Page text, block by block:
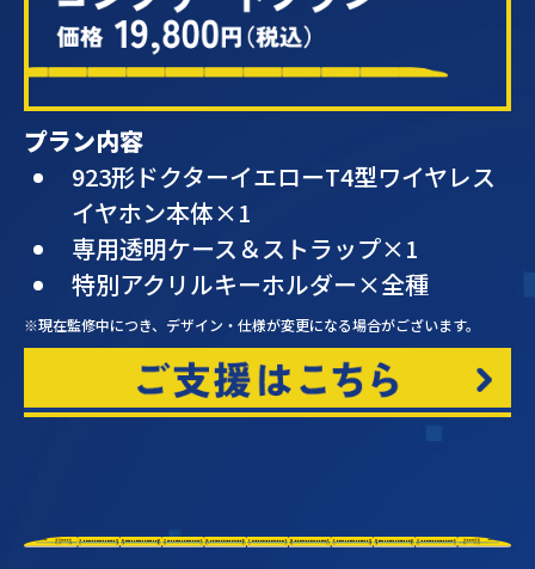
プラン内容
923形ドクターイエローT4型ワイヤレス
イヤホン本体×1
専用透明ケース＆ストラップ×1
特別アクリルキーホルダー×全種
※現在監修中につき、デザイン・仕様が変更になる場合がございます。